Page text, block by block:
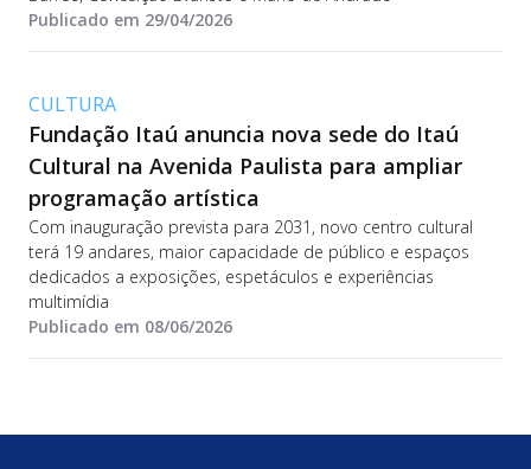
Publicado em 29/04/2026
CULTURA
Fundação Itaú anuncia nova sede do Itaú
Cultural na Avenida Paulista para ampliar
programação artística
Com inauguração prevista para 2031, novo centro cultural
terá 19 andares, maior capacidade de público e espaços
dedicados a exposições, espetáculos e experiências
multimídia
Publicado em 08/06/2026